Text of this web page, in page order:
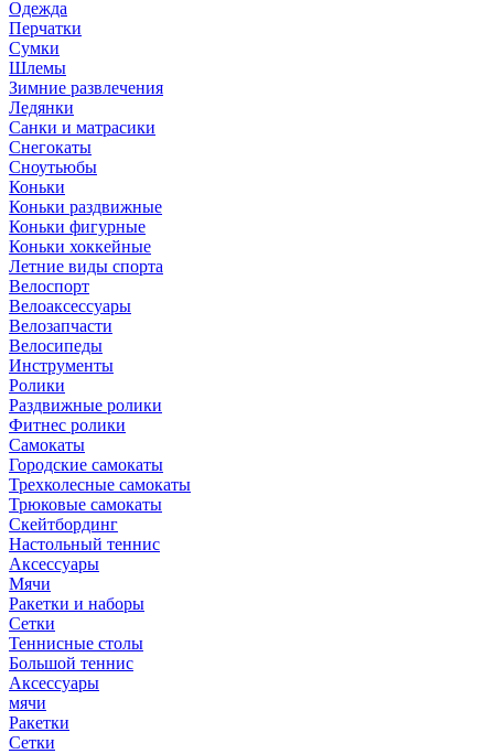
Одежда
Перчатки
Сумки
Шлемы
Зимние развлечения
Ледянки
Санки и матрасики
Снегокаты
Сноутьюбы
Коньки
Коньки раздвижные
Коньки фигурные
Коньки хоккейные
Летние виды спорта
Велоспорт
Велоаксессуары
Велозапчасти
Велосипеды
Инструменты
Ролики
Раздвижные ролики
Фитнес ролики
Самокаты
Городские самокаты
Трехколесные самокаты
Трюковые самокаты
Скейтбординг
Настольный теннис
Аксессуары
Мячи
Ракетки и наборы
Сетки
Теннисные столы
Большой теннис
Аксессуары
мячи
Ракетки
Сетки